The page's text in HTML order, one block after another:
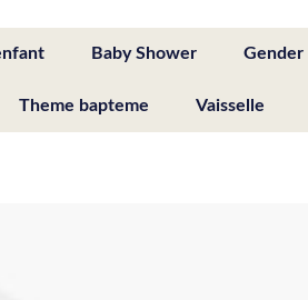
Baby Shower Gender
Theme bapteme Vaisselle